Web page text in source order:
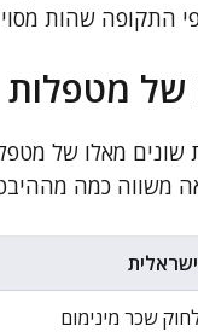
התקופה שהות
מטפלות
מאלו של
משווה כמה
שכר מינימום